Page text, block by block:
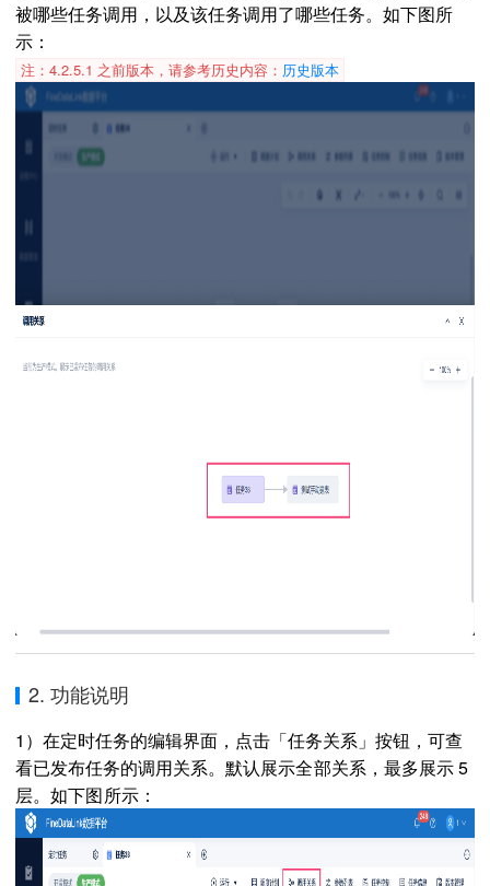
被哪些任务调用，以及该任务调用了哪些任务。如下图所
示：
注：4.2.5.1 之前版本，请参考历史内容： 历史版本
2. 功能说明
1）在定时任务的编辑界面，点击「任务关系」按钮，可查
看已发布任务的调用关系。 默认展示全部关系，最多展示 5
层。如下图所示：